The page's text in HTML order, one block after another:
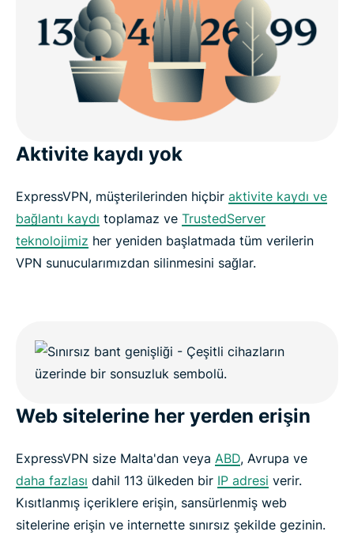
Aktivite kaydı yok
ExpressVPN, müşterilerinden hiçbir aktivite kaydı ve
bağlantı kaydı toplamaz ve TrustedServer
teknolojimiz her yeniden başlatmada tüm verilerin
VPN sunucularımızdan silinmesini sağlar.
Web sitelerine her yerden erişin
ExpressVPN size Malta'dan veya ABD, Avrupa ve
daha fazlası dahil 113 ülkeden bir IP adresi verir.
Kısıtlanmış içeriklere erişin, sansürlenmiş web
sitelerine erişin ve internette sınırsız şekilde gezinin.